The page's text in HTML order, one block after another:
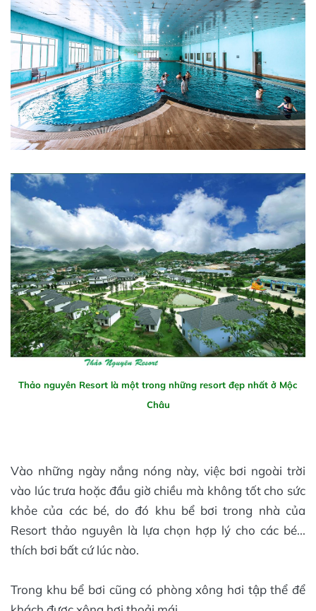
Thảo nguyên Resort là một trong những resort đẹp nhất ở Mộc
Châu
Vào những ngày nắng nóng này, việc bơi ngoài trời
vào lúc trưa hoặc đầu giờ chiều mà không tốt cho sức
khỏe của các bé, do đó khu bể bơi trong nhà của
Resort thảo nguyên là lựa chọn hợp lý cho các bé...
thích bơi bất cứ lúc nào.
Trong khu bể bơi cũng có phòng xông hơi tập thể để